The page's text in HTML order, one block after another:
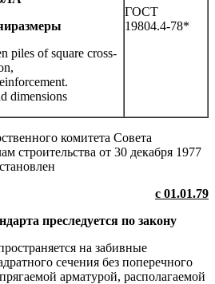
иразмеры
piles of square cross-
dimensions
ГОСТ
19804.4-78*
комитета Совета
строительства от 30 декабря 1977
с 01.01.79
преследуется по закону
на забивные
сечения без поперечного
арматурой, располагаемой